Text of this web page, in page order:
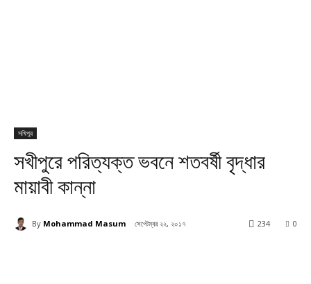
সখিপুর
সখীপুরে পরিত্যক্ত ভবনে শতবর্ষী বৃদ্ধার
মায়াবী কান্না
By Mohammad Masum সেপ্টেম্বর ২২, ২০১৭ 0
234